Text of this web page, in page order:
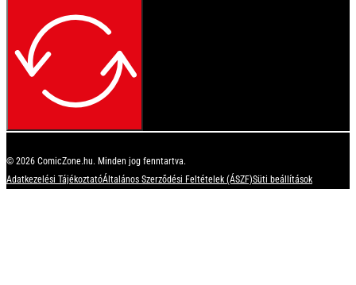
© 2026 ComicZone.hu. Minden jog fenntartva.
Adatkezelési TájékoztatóÁltalános Szerződési Feltételek (ÁSZF)Süti beállítások